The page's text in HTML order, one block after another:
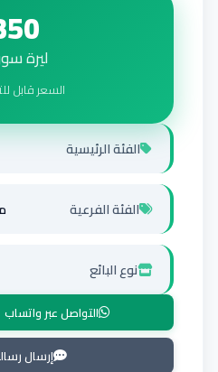
ليرة
السعر قابل
الفئة الرئيسية
الفئة الفرعية
نوع البائع
التواصل عبر واتساب
إرسال